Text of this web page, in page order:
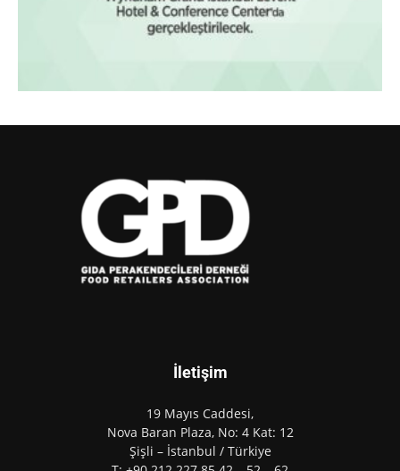
İletişim
19 Mayıs Caddesi,
Nova Baran Plaza, No: 4 Kat: 12
Şişli – İstanbul / Türkiye